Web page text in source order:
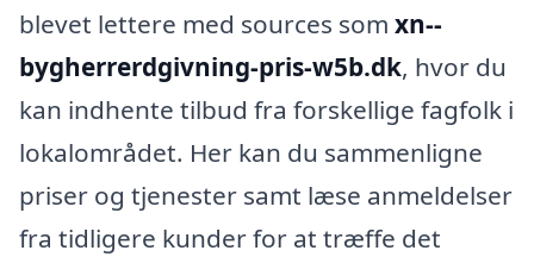
blevet lettere med sources som xn--
bygherrerdgivning-pris-w5b.dk, hvor du
kan indhente tilbud fra forskellige fagfolk i
lokalområdet. Her kan du sammenligne
priser og tjenester samt læse anmeldelser
fra tidligere kunder for at træffe det